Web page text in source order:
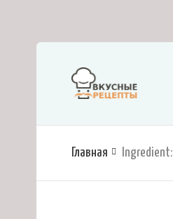
Главная Ingredient: